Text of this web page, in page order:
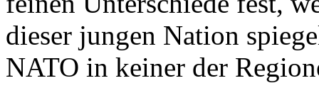
dieser jungen Nation
NATO in keiner der